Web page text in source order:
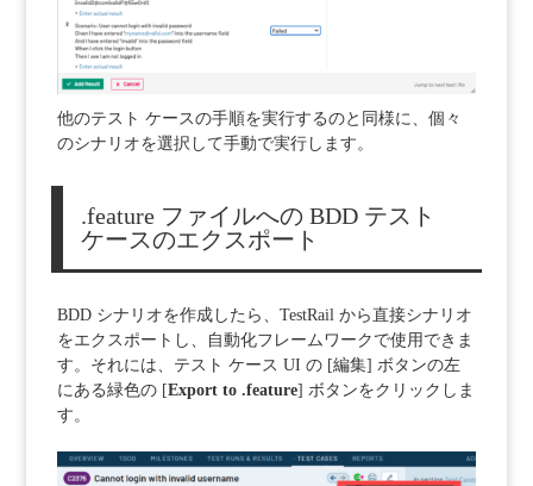
他のテスト ケースの手順を実行するのと同様に、個々
のシナリオを選択して手動で実行します。
.feature ファイルへの BDD テスト
ケースのエクスポート
BDD シナリオを作成したら、TestRail から直接シナリオ
をエクスポートし、自動化フレームワークで使用できま
す。それには、テスト ケース UI の [編集] ボタンの左
にある緑色の [Export to.feature] ボタンをクリックしま
す。